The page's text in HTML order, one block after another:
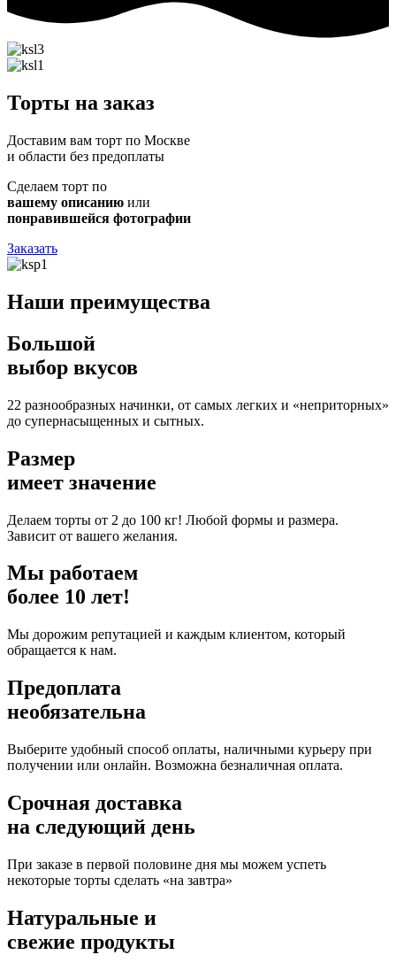
Торты на заказ
Доставим вам торт по Москве
и области без предоплаты
Сделаем торт по
вашему описанию или
понравившейся фотографии
Заказать
Наши преимущества
Большой
выбор вкусов
22 разнообразных начинки, от самых легких и «неприторных»
до супернасыщенных и сытных.
Размер
имеет значение
Делаем торты от 2 до 100 кг! Любой формы и размера.
Зависит от вашего желания.
Мы работаем
более 10 лет!
Мы дорожим репутацией и каждым клиентом, который
обращается к нам.
Предоплата
необязательна
Выберите удобный способ оплаты, наличными курьеру при
получении или онлайн. Возможна безналичная оплата.
Срочная доставка
на следующий день
При заказе в первой половине дня мы можем успеть
некоторые торты сделать «на завтра»
Натуральные и
свежие продукты